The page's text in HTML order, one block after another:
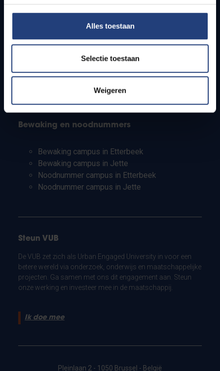
Alles toestaan
Selectie toestaan
Weigeren
Studenten
PhD-studenten
Leerkrachten en secundaire scholen
Bewaking en noodnummers
Bewaking campus in Etterbeek
Bewaking campus in Jette
Noodnummer campus in Etterbeek
Noodnummer campus in Jette
Steun VUB
De VUB zet zich als Urban Engaged University in voor een
betere wereld via onderzoek, onderwijs en maatschappelijke
projecten. Ga samen met ons dit engagement aan. Steun
onze werking en investeer mee in de maatschappij.
Ik doe mee
Pleinlaan 2 - 1050 Brussel - België